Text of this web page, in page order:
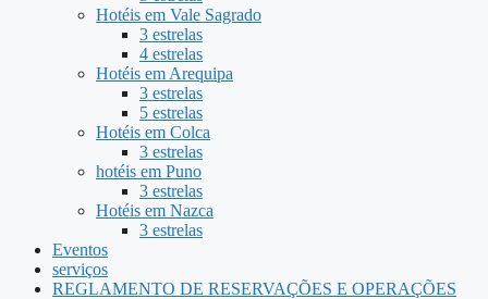
Hotéis em Vale Sagrado
3 estrelas
4 estrelas
Hotéis em Arequipa
3 estrelas
5 estrelas
Hotéis em Colca
3 estrelas
hotéis em Puno
3 estrelas
Hotéis em Nazca
3 estrelas
Eventos
serviços
REGLAMENTO DE RESERVAÇÕES E OPERAÇÕES